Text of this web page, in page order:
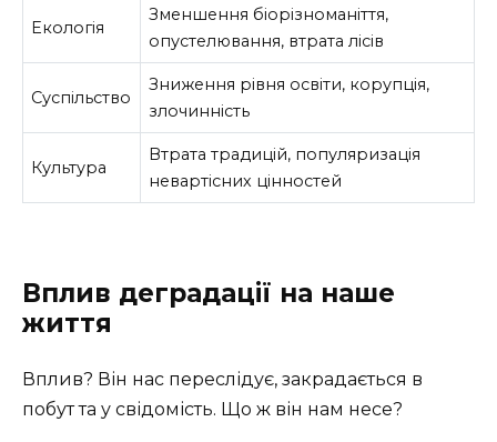
Екологія
Зменшення біорізноманіття,
опустелювання, втрата лісів
Суспільство
Зниження рівня освіти, корупція,
злочинність
Культура
Втрата традицій, популяризація
невартісних цінностей
Вплив деградації на наше
життя
Вплив? Він нас переслідує, закрадається в
побут та у свідомість. Що ж він нам несе?